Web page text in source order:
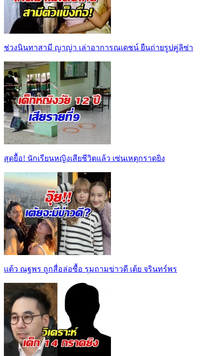
ช่วงนินทาสามี ญาญ่า เล่าอาการณเดชน์ ยืนถ่ายรูปคู่ลิซ่า
สุดยื้อ! นักเรียนหญิงเสียชีวิตแล้ว เซ่นเหตุกราดยิง
เเต้ว ณฐพร ถูกสื่อล่อซื้อ รุมถามข่าวดี เต้ย จรินทร์พร